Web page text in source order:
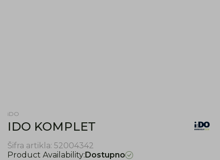
iDO
IDO KOMPLET
Šifra artikla: 52004342
Product Availability:Dostupno